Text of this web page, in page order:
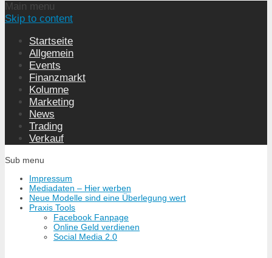
Main menu
Skip to content
Startseite
Allgemein
Events
Finanzmarkt
Kolumne
Marketing
News
Trading
Verkauf
Sub menu
Impressum
Mediadaten – Hier werben
Neue Modelle sind eine Überlegung wert
Praxis Tools
Facebook Fanpage
Online Geld verdienen
Social Media 2.0